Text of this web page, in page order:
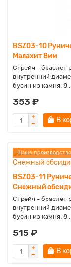
BSZ03-10
Малахит 8мм
Стрейч - браслет
внутренний
бусин из камня: 8 ..
353 ₽
В
Наше производство
BSZ03-11
Снежный
Стрейч - браслет
внутренний
бусин из камня: 8 ..
515 ₽
В